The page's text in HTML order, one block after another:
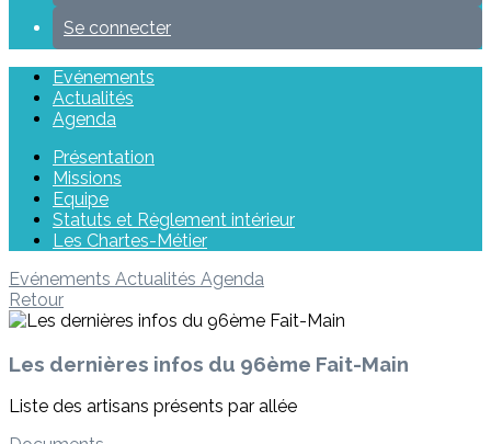
Se connecter
Evénements
Actualités
Agenda
Présentation
Missions
Equipe
Statuts et Règlement intérieur
Les Chartes-Métier
Evénements Actualités Agenda
Retour
Les dernières infos du 96ème Fait-Main
Liste des artisans présents par allée